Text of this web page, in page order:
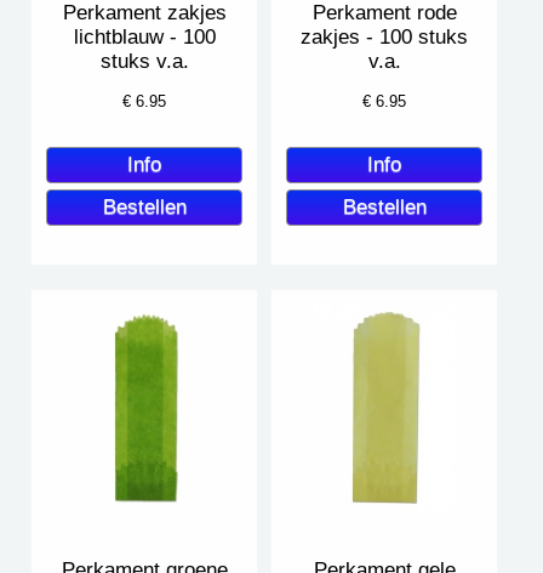
Perkament zakjes
lichtblauw - 100
stuks v.a.
€6.95
Perkament rode
zakjes - 100 stuks
v.a.
€6.95